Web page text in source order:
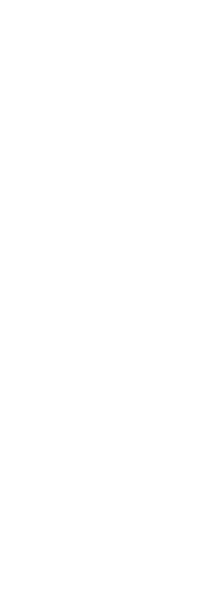
favoritos
favoritos
favoritos